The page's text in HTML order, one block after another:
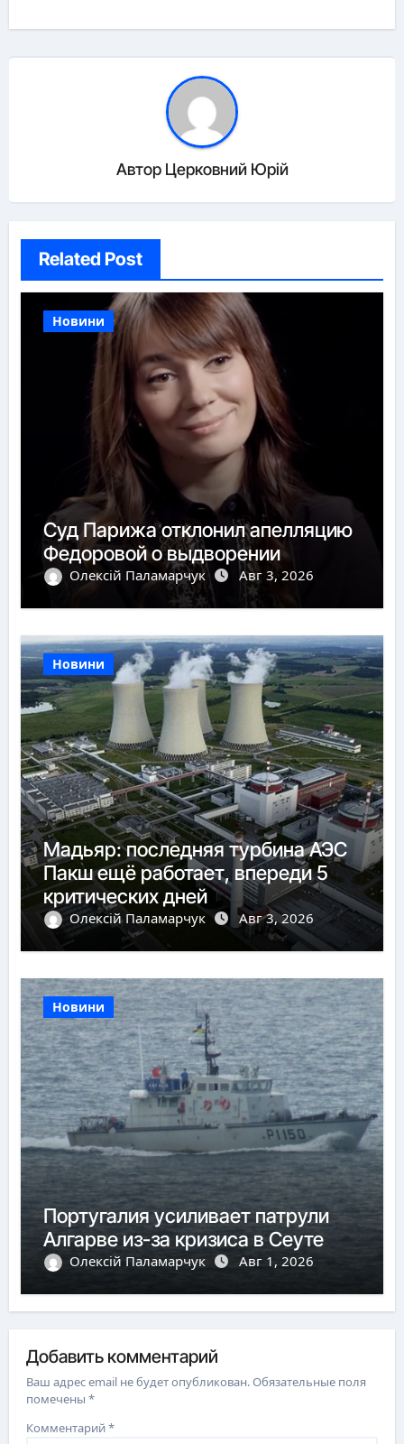
Автор Церковний Юрій
Related Post
Новини
Суд Парижа отклонил апелляцию
Федоровой о выдворении
Олексій Паламарчук Авг 3, 2026
Новини
Мадьяр: последняя турбина АЭС
Пакш ещё работает, впереди 5
критических дней
Олексій Паламарчук Авг 3, 2026
Новини
Португалия усиливает патрули
Алгарве из-за кризиса в Сеуте
Олексій Паламарчук Авг 1, 2026
Добавить комментарий
Ваш адрес email не будет опубликован.Обязательные поля
помечены*
Комментарий*